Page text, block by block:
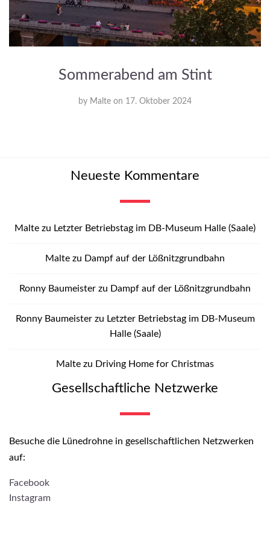
Sommerabend am Stint
by Malte on 17. Oktober 2024
Neueste Kommentare
Malte zu Letzter Betriebstag im DB-Museum Halle (Saale)
Malte zu Dampf auf der Lößnitzgrundbahn
Ronny Baumeister zu Dampf auf der Lößnitzgrundbahn
Ronny Baumeisterzu Letzter Betriebstag im DB-Museum
Halle (Saale)
Malte zu Driving Home for Christmas
Gesellschaftliche Netzwerke
Besuche die Lünedrohne in gesellschaftlichen Netzwerken
auf:
Facebook
Instagram